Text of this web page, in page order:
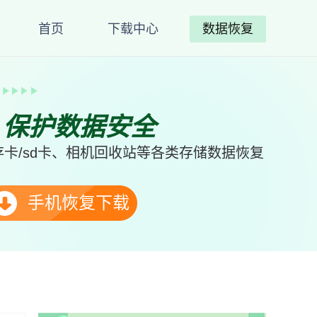
首页 下载中心 数据恢复
护数据安全
/sd卡、相机回收站等各类存储数据恢复
手机恢复下载